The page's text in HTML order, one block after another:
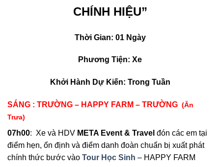
CHÍNH HIỆU”
Thời Gian: 01 Ngày
Phương Tiện: Xe
Khởi Hành Dự Kiến: Trong Tuần
SÁNG : TRƯỜNG – HAPPY FARM – TRƯỜNG (Ăn
Trưa)
07h00: Xe và HDV META Event & Travel đón các em tại
điểm hẹn, ổn định và điểm danh đoàn chuẩn bị xuất phát
chính thức bước vào Tour Học Sinh – HAPPY FARM